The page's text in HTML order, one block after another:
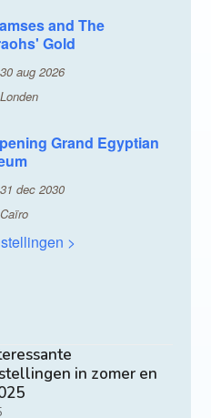
and The
Gold
30 aug 2026
Londen
Grand Egyptian
31 dec 2030
Caïro
>
in zomer en